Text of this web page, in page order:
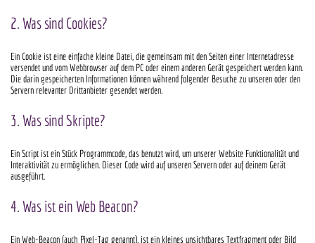
2. Was sind Cookies?
Ein Cookie ist eine einfache kleine Datei, die gemeinsam mit den Seiten einer Internetadresse
versendet und vom Webbrowser auf dem PC oder einem anderen Gerät gespeichert werden kann.
Die darin gespeicherten Informationen können während folgender Besuche zu unseren oder den
Servern relevanter Drittanbieter gesendet werden.
3. Was sind Skripte?
Ein Script ist ein Stück Programmcode, das benutzt wird, um unserer Website Funktionalität und
Interaktivität zu ermöglichen. Dieser Code wird auf unseren Servern oder auf deinem Gerät
ausgeführt.
4. Was ist ein Web Beacon?
Ein Web-Beacon (auch Pixel-Tag genannt), ist ein kleines unsichtbares Textfragment oder Bild